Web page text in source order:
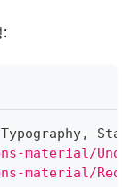
Typography,
material/
material/